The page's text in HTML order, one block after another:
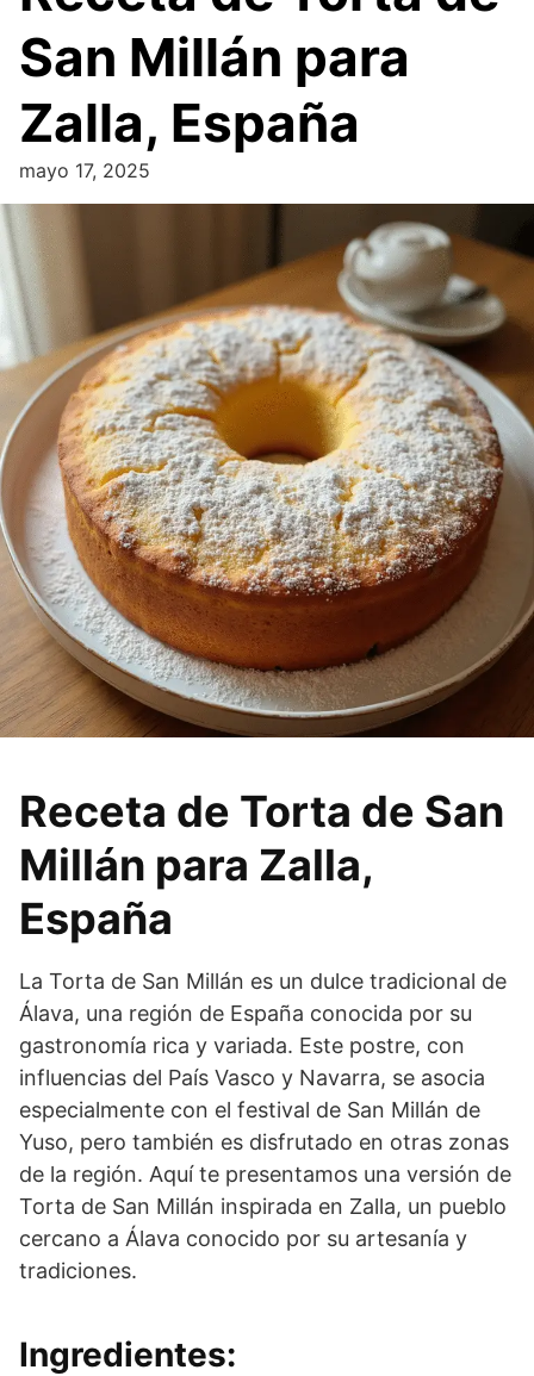
San Millán para
Zalla, España
mayo 17, 2025
Receta de Torta de San
Millán para Zalla,
España
La Torta de San Millán es un dulce tradicional de
Álava, una región de España conocida por su
gastronomía rica y variada. Este postre, con
influencias del País Vasco y Navarra, se asocia
especialmente con el festival de San Millán de
Yuso, pero también es disfrutado en otras zonas
de la región. Aquí te presentamos una versión de
Torta de San Millán inspirada en Zalla, un pueblo
cercano a Álava conocido por su artesanía y
tradiciones.
Ingredientes: